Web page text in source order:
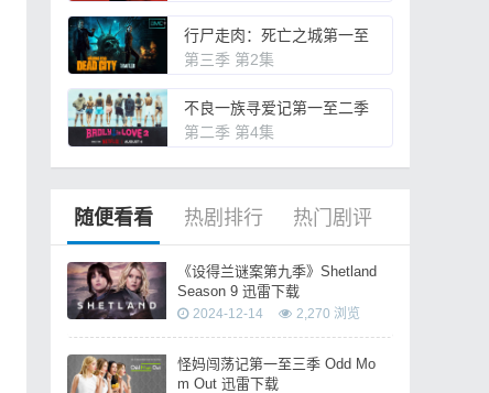
行尸走肉：死亡之城第一至
三季
第三季 第2集
不良一族寻爱记第一至二季
第二季 第4集
随便看看 热剧排行 热门剧评
《设得兰谜案第九季》Shetland
Season 9 迅雷下载
2024-12-14 2,270 浏览
怪妈闯荡记第一至三季 Odd Mo
m Out 迅雷下载